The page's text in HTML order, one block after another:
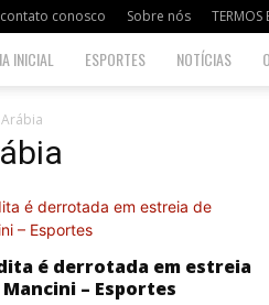
conosco Sobre nós TERMOS
INICIAL ESPORTES NOTÍCIAS
Arábia
é derrotada em estreia
– Esportes